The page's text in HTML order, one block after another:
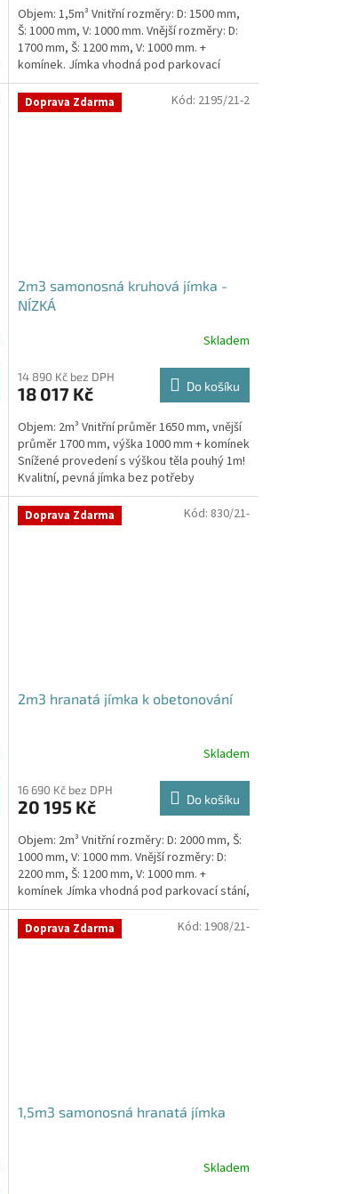
Objem: 1,5m³ Vnitřní rozměry: D: 1500 mm,
Š: 1000 mm, V: 1000 mm. Vnější rozměry: D:
1700 mm, Š: 1200 mm, V: 1000 mm. +
komínek. Jímka vhodná pod parkovací
stání,...
Doprava Zdarma
2m3 samonosná kruhová jímka -
NÍZKÁ
Skladem
14 890 Kč bez DPH
18 017 Kč Do košíku
Objem: 2m³ Vnitřní průměr 1650 mm, vnější
průměr 1700 mm, výška 1000 mm + komínek
Snížené provedení s výškou těla pouhý 1m!
Kvalitní, pevná jímka bez potřeby
obetonování Průměr...
Kód: 2195/21-2
Doprava Zdarma
2m3 hranatá jímka k obetonování
Skladem
16 690 Kč bez DPH
20 195 Kč Do košíku
Objem: 2m³ Vnitřní rozměry: D: 2000 mm, Š:
1000 mm, V: 1000 mm. Vnější rozměry: D:
2200 mm, Š: 1200 mm, V: 1000 mm. +
komínek Jímka vhodná pod parkovací stání,
komunikace i...
Kód: 830/21-
Doprava Zdarma
1,5m3 samonosná hranatá jímka
Skladem
Kód: 1908/21-